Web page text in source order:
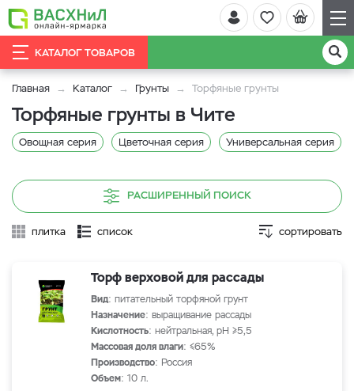
КАТАЛОГ ТОВАРОВ
Главная Каталог Грунты Торфяные грунты
Торфяные грунты в Чите
Овощная серия Цветочная серия Универсальная серия
РАСШИРЕННЫЙ ПОИСК
плитка список сортировать
Торф верховой для рассады
Вид: питательный торфяной грунт
Назначение: выращивание рассады
Кислотность: нейтральная, рН ≥5,5
Массовая доля влаги: ≤65%
Производство: Россия
Объем: 10 л.